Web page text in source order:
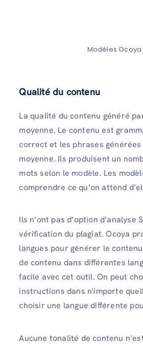
Modèles Ocoya
Qualité du contenu
La qualité du contenu généré
moyenne. Le contenu est
correct et les phrases
moyenne. Ils produisent un
mots selon le modèle. Les
comprendre ce qu’on attend
Ils n’ont pas d’option d’analyse
vérification du plagiat. Ocoya
langues pour générer le
de contenu dans différentes
facile avec cet outil. On peut
instructions dans n'importe
choisir une langue différente
Aucune tonalité de contenu